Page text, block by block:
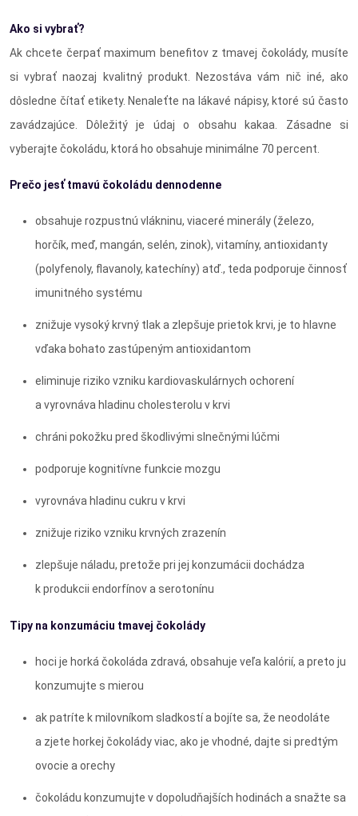
Ako si vybrať?
Ak chcete čerpať maximum benefitov z tmavej čokolády, musíte
si vybrať naozaj kvalitný produkt. Nezostáva vám nič iné, ako
dôsledne čítať etikety. Nenaleťte na lákavé nápisy, ktoré sú často
zavádzajúce. Dôležitý je údaj o obsahu kakaa. Zásadne si
vyberajte čokoládu, ktorá ho obsahuje minimálne 70 percent.
Prečo jesť tmavú čokoládu dennodenne
obsahuje rozpustnú vlákninu, viaceré minerály (železo,
horčík, meď, mangán, selén, zinok), vitamíny, antioxidanty
(polyfenoly, flavanoly, katechíny) atď., teda podporuje činnosť
imunitného systému
znižuje vysoký krvný tlak a zlepšuje prietok krvi, je to hlavne
vďaka bohato zastúpeným antioxidantom
eliminuje riziko vzniku kardiovaskulárnych ochorení
a vyrovnáva hladinu cholesterolu v krvi
chráni pokožku pred škodlivými slnečnými lúčmi
podporuje kognitívne funkcie mozgu
vyrovnáva hladinu cukru v krvi
znižuje riziko vzniku krvných zrazenín
zlepšuje náladu, pretože pri jej konzumácii dochádza
k produkcii endorfínov a serotonínu
Tipy na konzumáciu tmavej čokolády
hoci je horká čokoláda zdravá, obsahuje veľa kalórií, a preto ju
konzumujte s mierou
ak patríte k milovníkom sladkostí a bojíte sa, že neodoláte
a zjete horkej čokolády viac, ako je vhodné, dajte si predtým
ovocie a orechy
čokoládu konzumujte v dopoludňajších hodinách a snažte sa